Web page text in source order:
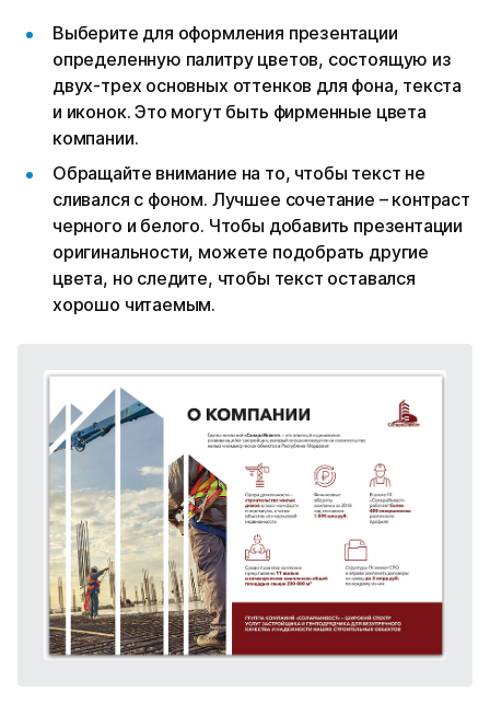
Выберите для оформления презентации
определенную палитру цветов, состоящую из
двух-трех основных оттенков для фона, текста
и иконок. Это могут быть фирменные цвета
компании.
Обращайте внимание на то, чтобы текст не
сливался с фоном. Лучшее сочетание – контраст
черного и белого. Чтобы добавить презентации
оригинальности, можете подобрать другие
цвета, но следите, чтобы текст оставался
хорошо читаемым.